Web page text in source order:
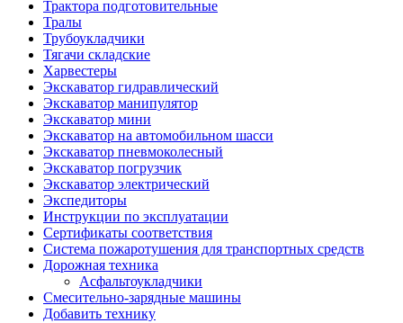
Трактора подготовительные
Тралы
Трубоукладчики
Тягачи складские
Харвестеры
Экскаватор гидравлический
Экскаватор манипулятор
Экскаватор мини
Экскаватор на автомобильном шасси
Экскаватор пневмоколесный
Экскаватор погрузчик
Экскаватор электрический
Экспедиторы
Инструкции по эксплуатации
Сертификаты соответствия
Система пожаротушения для транспортных средств
Дорожная техника
Асфальтоукладчики
Смесительно-зарядные машины
Добавить технику